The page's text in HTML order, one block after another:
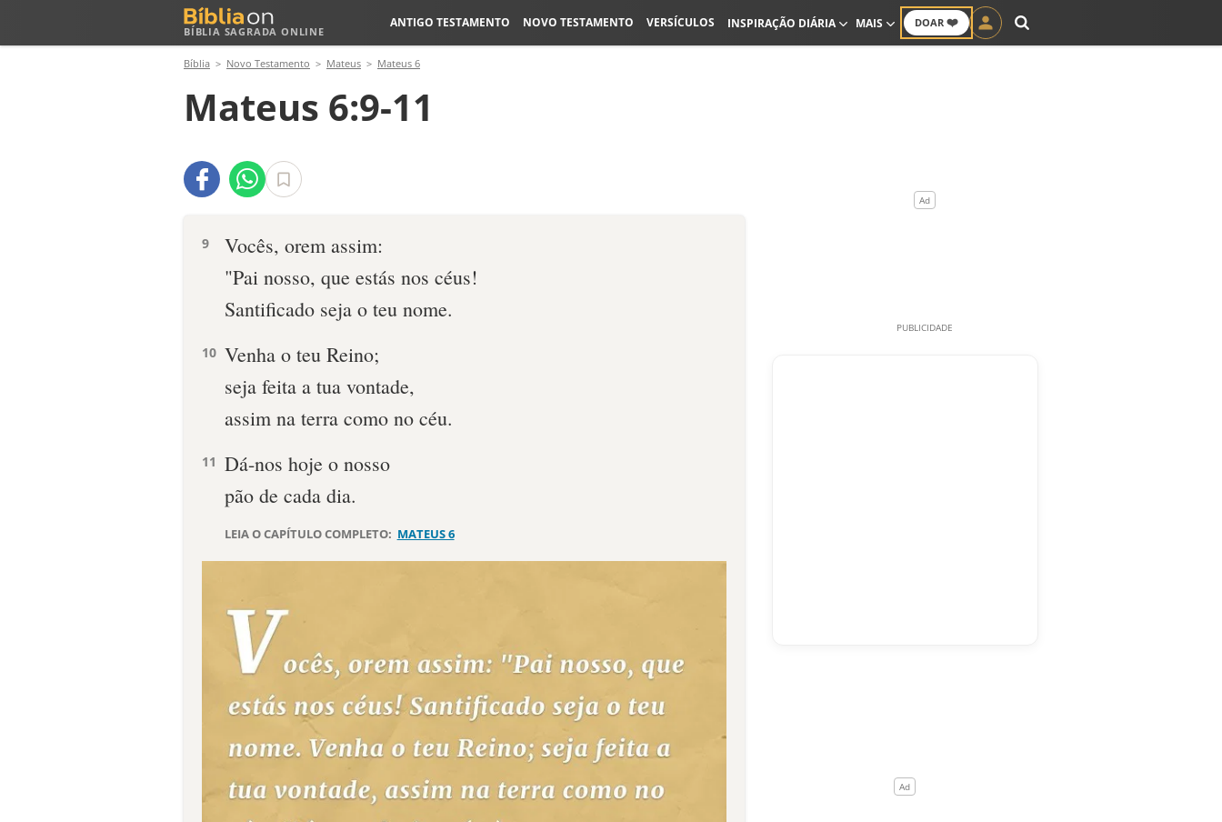
BÍBLIA SAGRADA ONLINE
DOAR ❤️
ANTIGO TESTAMENTO NOVO TESTAMENTO VERSÍCULOS INSPIRAÇÃO DIÁRIA MAIS
Bíblia Novo Testamento Mateus Mateus 6
Mateus 6:9-11
9
Vocês, orem assim:
"Pai nosso, que estás nos céus!
Santificado seja o teu nome.
10 Venha o teu Reino;
seja feita a tua vontade,
assim na terra como no céu.
11 Dá-nos hoje o nosso
pão de cada dia.
LEIA O CAPÍTULO COMPLETO: MATEUS 6